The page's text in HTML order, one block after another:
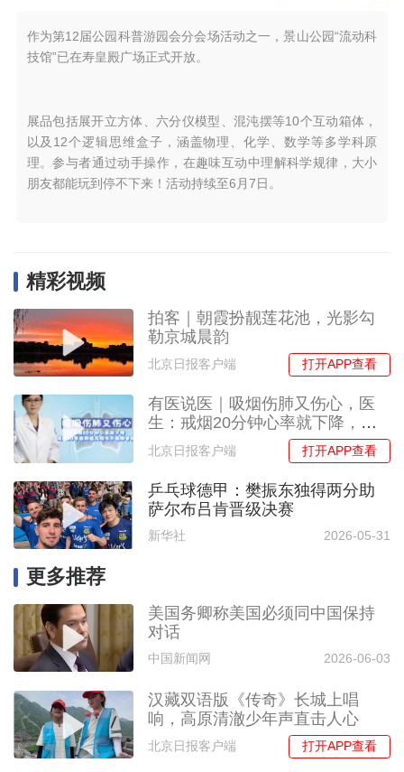
作为第12届公园科普游园会分会场活动之一，景山公园“流动科
技馆”已在寿皇殿广场正式开放。
展品包括展开立方体、六分仪模型、混沌摆等10个互动箱体，
以及12个逻辑思维盒子，涵盖物理、化学、数学等多学科原
理。参与者通过动手操作，在趣味互动中理解科学规律，大小
朋友都能玩到停不下来！活动持续至6月7日。
精彩视频
拍客｜朝霞扮靓莲花池，光影勾
勒京城晨韵
北京日报客户端 打开APP查看
有医说医｜吸烟伤肺又伤心，医
生：戒烟20分钟心率就下降，戒
烟20年后肺癌风险与不吸烟者相
当
北京日报客户端 打开APP查看
乒乓球德甲：樊振东独得两分助
萨尔布吕肯晋级决赛
新华社 2026-05-31
更多推荐
美国务卿称美国必须同中国保持
对话
中国新闻网 2026-06-03
汉藏双语版《传奇》长城上唱
响，高原清澈少年声直击人心
北京日报客户端 打开APP查看